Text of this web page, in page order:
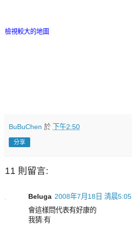
檢視較大的地圖
BuBuChen 於 下午2:50
分享
11 則留言:
Beluga 2008年7月18日 清晨5:05
會這樣問代表有好康的
我猜:有